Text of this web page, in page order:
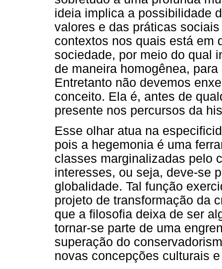
ideia implica a possibilidade
valores e das práticas
contextos nos quais está em
sociedade, por meio do qual
de maneira homogênea,
Entretanto não devemos
conceito. Ela é, antes de
presente nos percursos da
Esse olhar atua na
pois a hegemonia é uma
classes marginalizadas pelo
interesses, ou seja, deve-se
globalidade. Tal função
projeto de transformação da
que a filosofia deixa de ser
tornar-se parte de uma
superação do
novas concepções culturais